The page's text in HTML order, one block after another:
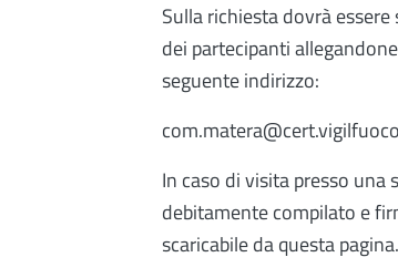
Sulla richiesta dovrà
dei partecipanti
seguente indirizzo:
In caso di visita presso una
debitamente compilato e
scaricabile da questa pagina.